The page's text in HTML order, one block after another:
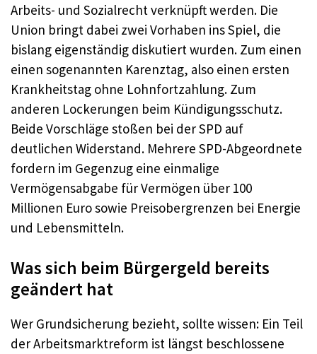
Arbeits- und Sozialrecht verknüpft werden. Die
Union bringt dabei zwei Vorhaben ins Spiel, die
bislang eigenständig diskutiert wurden. Zum einen
einen sogenannten Karenztag, also einen ersten
Krankheitstag ohne Lohnfortzahlung. Zum
anderen Lockerungen beim Kündigungsschutz.
Beide Vorschläge stoßen bei der SPD auf
deutlichen Widerstand. Mehrere SPD-Abgeordnete
fordern im Gegenzug eine einmalige
Vermögensabgabe für Vermögen über 100
Millionen Euro sowie Preisobergrenzen bei Energie
und Lebensmitteln.
Was sich beim Bürgergeld bereits
geändert hat
Wer Grundsicherung bezieht, sollte wissen: Ein Teil
der Arbeitsmarktreform ist längst beschlossene